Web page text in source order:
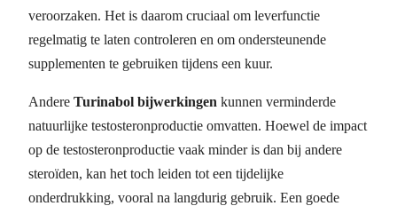
veroorzaken. Het is daarom cruciaal om leverfunctie
regelmatig te laten controleren en om ondersteunende
supplementen te gebruiken tijdens een kuur.
Andere Turinabol bijwerkingen kunnen verminderde
natuurlijke testosteronproductie omvatten. Hoewel de impact
op de testosteronproductie vaak minder is dan bij andere
steroïden, kan het toch leiden tot een tijdelijke
onderdrukking, vooral na langdurig gebruik. Een goede